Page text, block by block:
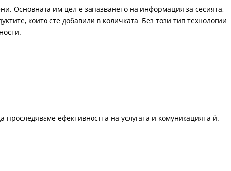
Основната им цел е запазването на информация за сесията,
които сте добавили в количката. Без този тип технологии
ефективността на услугата и комуникацията й.